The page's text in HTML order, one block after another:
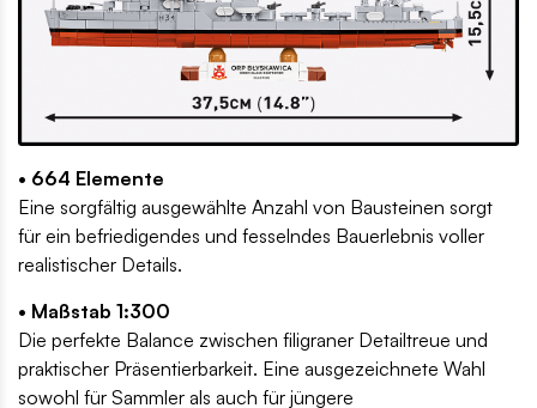
• 664 Elemente
Eine sorgfältig ausgewählte Anzahl von Bausteinen sorgt
für ein befriedigendes und fesselndes Bauerlebnis voller
realistischer Details.
• Maßstab 1:300
Die perfekte Balance zwischen filigraner Detailtreue und
praktischer Präsentierbarkeit. Eine ausgezeichnete Wahl
sowohl für Sammler als auch für jüngere